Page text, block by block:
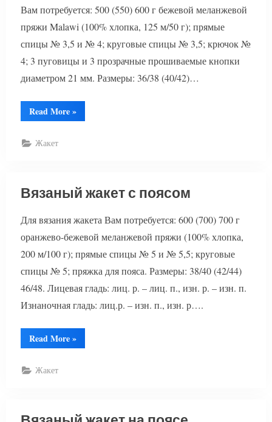
Вам потребуется: 500 (550) 600 г бежевой меланжевой
пряжи Malawi (100% хлопка, 125 м/50 г); прямые
спицы № 3,5 и № 4; круговые спицы № 3,5; крючок №
4; 3 пуговицы и 3 прозрачные прошиваемые кнопки
диаметром 21 мм. Размеры: 36/38 (40/42)…
Read More“Меланжевый
вязаный
»
Жакет
Вязаный жакет с поясом
Для вязания жакета Вам потребуется: 600 (700) 700 г
оранжево-бежевой меланжевой пряжи (100% хлопка,
200 м/100 г); прямые спицы № 5 и № 5,5; круговые
спицы № 5; пряжка для пояса. Размеры: 38/40 (42/44)
46/48. Лицевая гладь: лиц. р. – лиц. п., изн. р. – изн. п.
Изнаночная гладь: лиц.р. – изн. п., изн. р….
Read More“Вязаный
жакет
»
Жакет